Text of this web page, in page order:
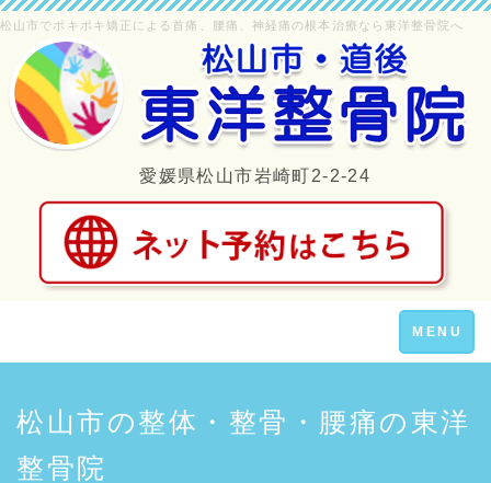
松山市でポキポキ矯正による首痛、腰痛、神経痛の根本治療なら東洋整骨院へ
愛媛県松山市岩崎町2-2-24
Toggle
navigation
MENU
松山市の整体・整骨・腰痛の東洋
整骨院